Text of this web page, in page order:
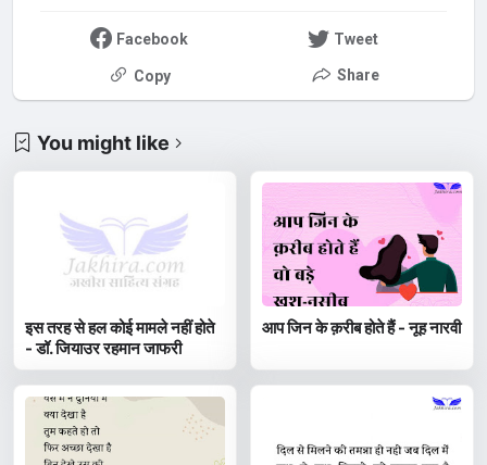
Facebook Tweet
Copy Share
You might like
इस तरह से हल कोई मामले नहीं होते
- डॉ. जियाउर रहमान जाफरी
आप जिन के क़रीब होते हैं - नूह नारवी